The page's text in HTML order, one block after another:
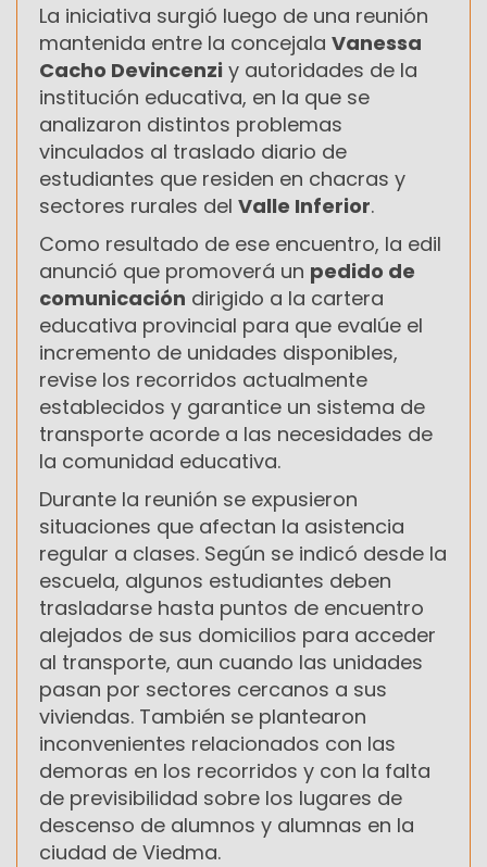
La iniciativa surgió luego de una reunión
mantenida entre la concejala Vanessa
Cacho Devincenzi y autoridades de la
institución educativa, en la que se
analizaron distintos problemas
vinculados al traslado diario de
estudiantes que residen en chacras y
sectores rurales del Valle Inferior.
Como resultado de ese encuentro, la edil
anunció que promoverá un pedido de
comunicación dirigido a la cartera
educativa provincial para que evalúe el
incremento de unidades disponibles,
revise los recorridos actualmente
establecidos y garantice un sistema de
transporte acorde a las necesidades de
la comunidad educativa.
Durante la reunión se expusieron
situaciones que afectan la asistencia
regular a clases. Según se indicó desde la
escuela, algunos estudiantes deben
trasladarse hasta puntos de encuentro
alejados de sus domicilios para acceder
al transporte, aun cuando las unidades
pasan por sectores cercanos a sus
viviendas. También se plantearon
inconvenientes relacionados con las
demoras en los recorridos y con la falta
de previsibilidad sobre los lugares de
descenso de alumnos y alumnas en la
ciudad de Viedma.